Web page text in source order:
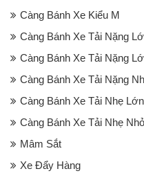
Càng Bánh Xe Kiểu M
Càng Bánh Xe Tải Nặng
Càng Bánh Xe Tải Nặng
Càng Bánh Xe Tải Nặng
Càng Bánh Xe Tải Nhẹ
Càng Bánh Xe Tải Nhẹ
Mâm Sắt
Xe Đẩy Hàng